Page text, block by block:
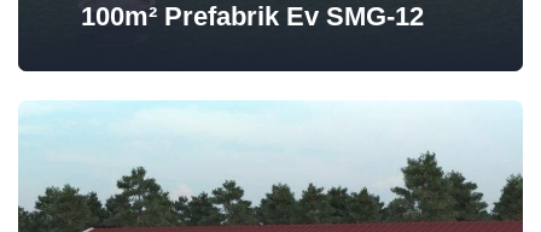
100m² Prefabrik Ev SMG-12